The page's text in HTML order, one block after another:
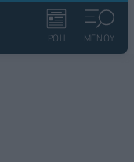
ΡΟΗ ΜΕΝΟΥ